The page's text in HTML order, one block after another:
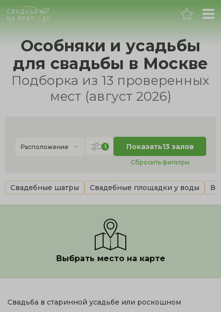
Москва
Банкет
Свадьба
Выпускной
Новогодний корпоратив
Особняки и усадьбы
для свадьбы в Москве
Подборка из 13 проверенных
мест (август 2026)
Расположение 1 Показать13 залов
Сбросить фильтры
Свадебные шатры Свадебные площадки у воды
Выбрать место на карте
Свадьба в старинной усадьбе или роскошном